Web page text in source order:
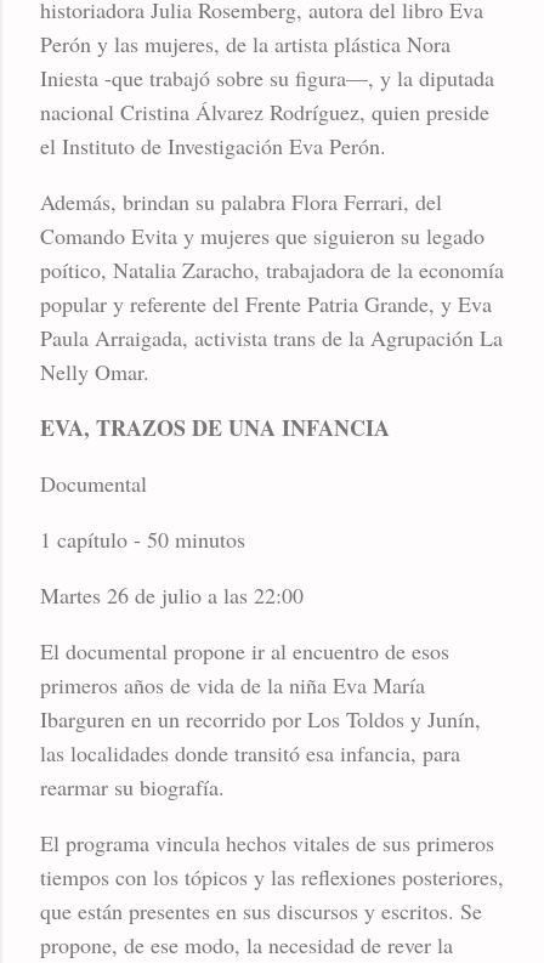
historiadora Julia Rosemberg, autora del libro Eva
Perón y las mujeres, de la artista plástica Nora
Iniesta -que trabajó sobre su figura—, y la diputada
nacional Cristina Álvarez Rodríguez, quien preside
el Instituto de Investigación Eva Perón.
Además, brindan su palabra Flora Ferrari, del
Comando Evita y mujeres que siguieron su legado
poítico, Natalia Zaracho, trabajadora de la economía
popular y referente del Frente Patria Grande, y Eva
Paula Arraigada, activista trans de la Agrupación La
Nelly Omar.
EVA, TRAZOS DE UNA INFANCIA
Documental
1 capítulo - 50 minutos
Martes 26 de julio a las 22:00
El documental propone ir al encuentro de esos
primeros años de vida de la niña Eva María
Ibarguren en un recorrido por Los Toldos y Junín,
las localidades donde transitó esa infancia, para
rearmar su biografía.
El programa vincula hechos vitales de sus primeros
tiempos con los tópicos y las reflexiones posteriores,
que están presentes en sus discursos y escritos. Se
propone, de ese modo, la necesidad de rever la